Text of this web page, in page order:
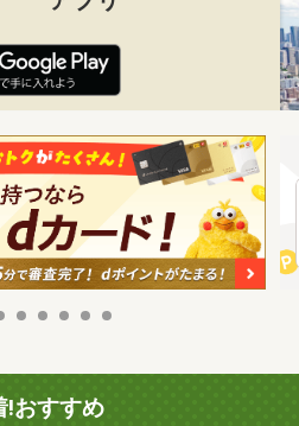
!おすすめ